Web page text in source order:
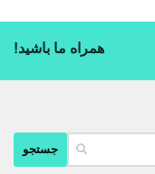
همراه ما باشید!